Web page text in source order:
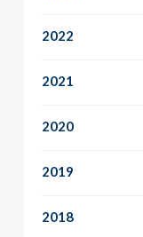
2022
2021
2020
2019
2018